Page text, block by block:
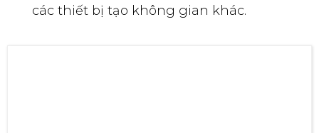
các thiết bị tạo không gian khác.